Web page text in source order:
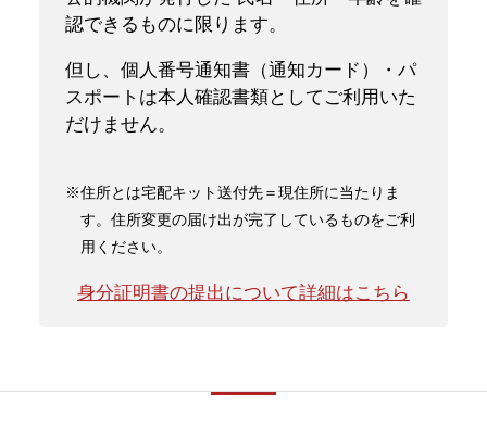
認できるものに限ります。
但し、個人番号通知書（通知カード）・パ
スポートは本人確認書類としてご利用いた
だけません。
※住所とは宅配キット送付先＝現住所に当たりま
す。住所変更の届け出が完了しているものをご利
用ください。
身分証明書の提出について詳細はこちら